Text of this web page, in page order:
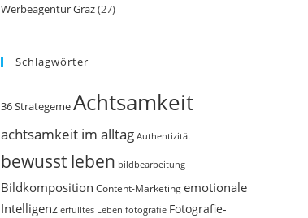
Werbeagentur Graz(27)
Schlagwörter
36 StrategemeAchtsamkeit
achtsamkeit im alltag Authentizität
bewusst leben bildbearbeitung
Bildkomposition Content-Marketingemotionale
Intelligenz erfülltes Leben fotografie Fotografie-